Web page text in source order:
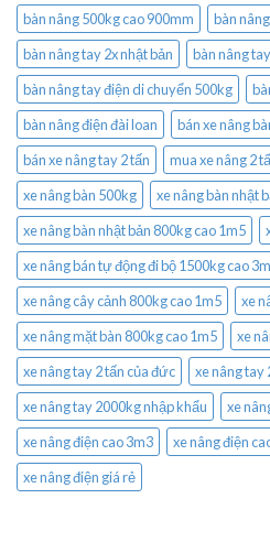
bàn nâng 500kg cao 900mm bàn
bàn nâng tay 2x nhật bản
bàn nâng
bàn nâng tay điện di chuyển 500kg
bàn nâng điện đài loan
bán xe nâng
bán xe nâng tay 2 tấn
mua xe nâng 2
xe nâng bàn 500kg
xe nâng bàn nhật
xe nâng bàn nhật bản 800kg cao 1m5
xe nâng bán tự động đi bộ 1500kg cao 3m
xe nâng cây cảnh 800kg cao 1m5
xe
xe nâng mặt bàn 800kg cao 1m5
xe
xe nâng tay 2 tấn của đức
xe nâng tay
xe nâng tay 2000kg nhập khẩu
xe
xe nâng điện cao 3m3
xe nâng điện
xe nâng điện giá rẻ